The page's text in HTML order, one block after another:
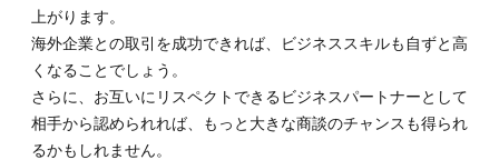
上がります。
海外企業との取引を成功できれば、ビジネススキルも自ずと高
くなることでしょう。
さらに、お互いにリスペクトできるビジネスパートナーとして
相手から認められれば、もっと大きな商談のチャンスも得られ
るかもしれません。